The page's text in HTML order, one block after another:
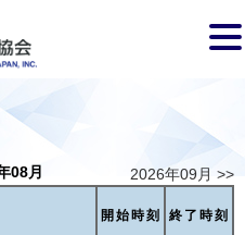
2026年09月 >>
08月
開始時刻 終了時刻